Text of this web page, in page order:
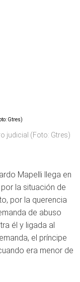
judicial (Foto: Gtres)
Mapelli llega en
la situación de
por la querencia
de abuso
él y ligada al
el príncipe
era menor de